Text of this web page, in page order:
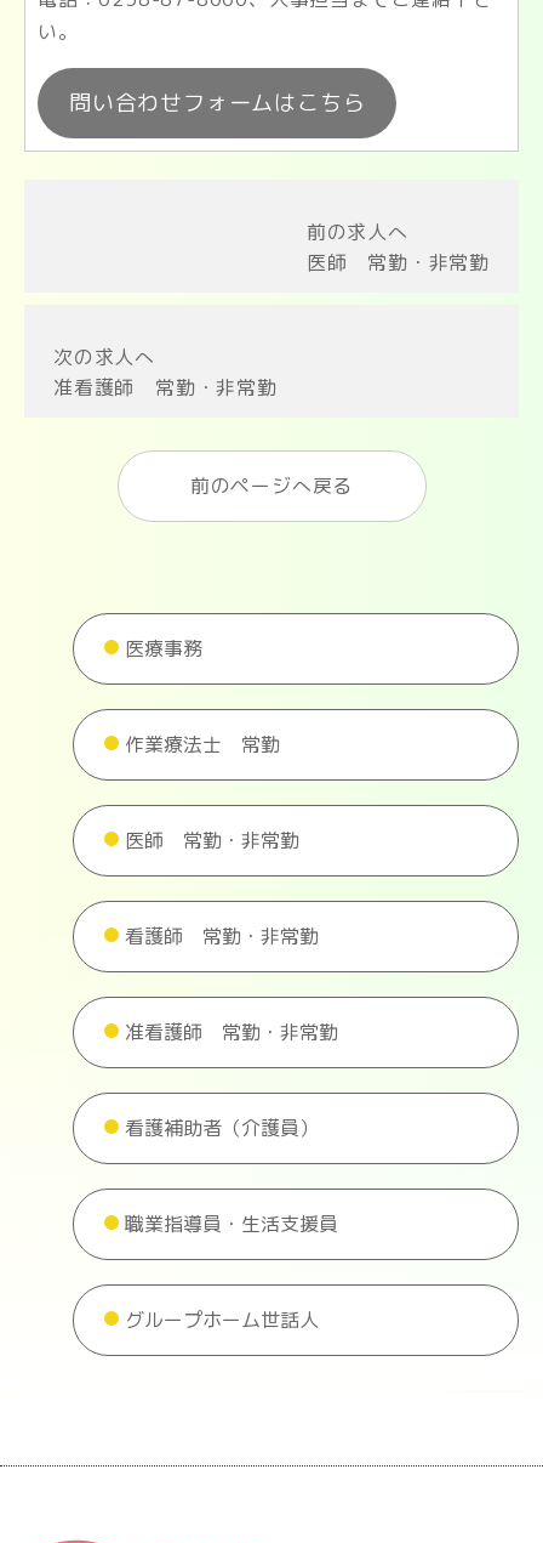
い。
問い合わせフォームはこちら
前の求人へ
医師 常勤・非常勤
次の求人へ
准看護師 常勤・非常勤
前のページへ戻る
医療事務
作業療法士 常勤
医師 常勤・非常勤
看護師 常勤・非常勤
准看護師 常勤・非常勤
看護補助者（介護員）
職業指導員・生活支援員
グループホーム世話人